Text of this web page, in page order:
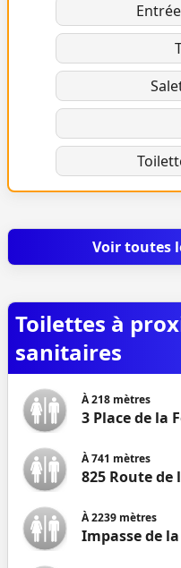
Voir toutes
Toilettes à
sanitaires
À218 mètres
3 Place de la
À741 mètres
825 Route de
À2239 mètres
Impasse de